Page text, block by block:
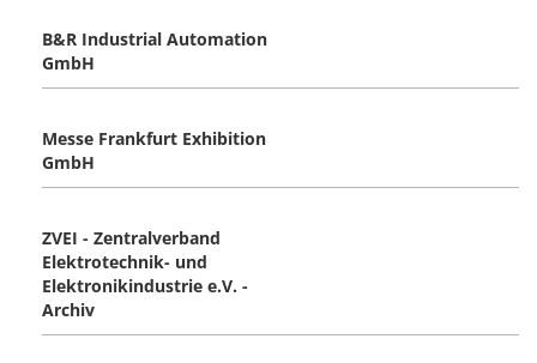
B&R Industrial Automation
GmbH
Messe Frankfurt Exhibition
GmbH
ZVEI - Zentralverband
Elektrotechnik- und
Elektronikindustrie e.V. -
Archiv